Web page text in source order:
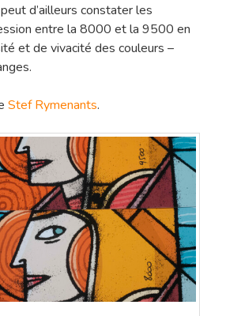
d’ailleurs constater les
entre la 8000 et la 9500 en
et de vivacité des couleurs –
Stef Rymenants.